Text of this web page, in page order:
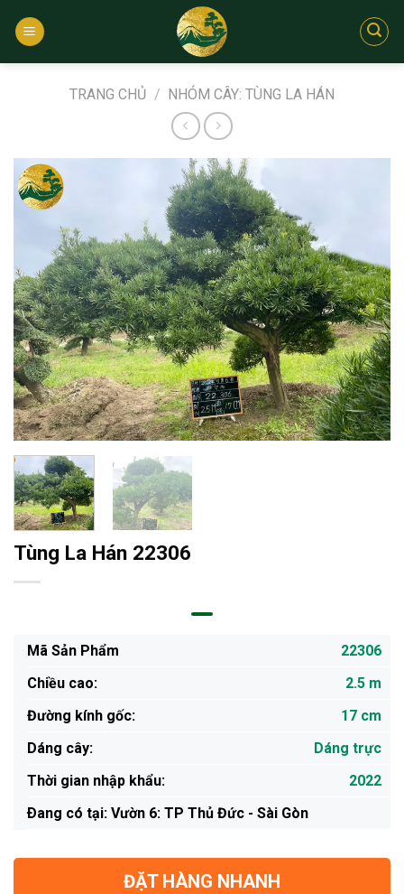
qua
TRANG CHỦ / NHÓM CÂY: TÙNG LA HÁN
Tùng La Hán 22306
Mã Sản Phẩm
22306
Chiều cao:
2.5 m
Đường kính gốc:
17 cm
Dáng cây:
Dáng trực
Thời gian nhập khẩu:
2022
Ðang có tại: Vườn 6: TP Thủ Đức - Sài Gòn
ĐẶT HÀNG NHANH